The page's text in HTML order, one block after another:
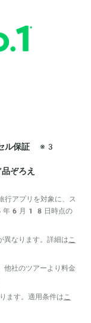
ル保証 ※3
ぞろえ
アプリを対象に、ス
年6月18日時点の
なります。詳細は こ
社のツアーより料金
す。適用条件は こ